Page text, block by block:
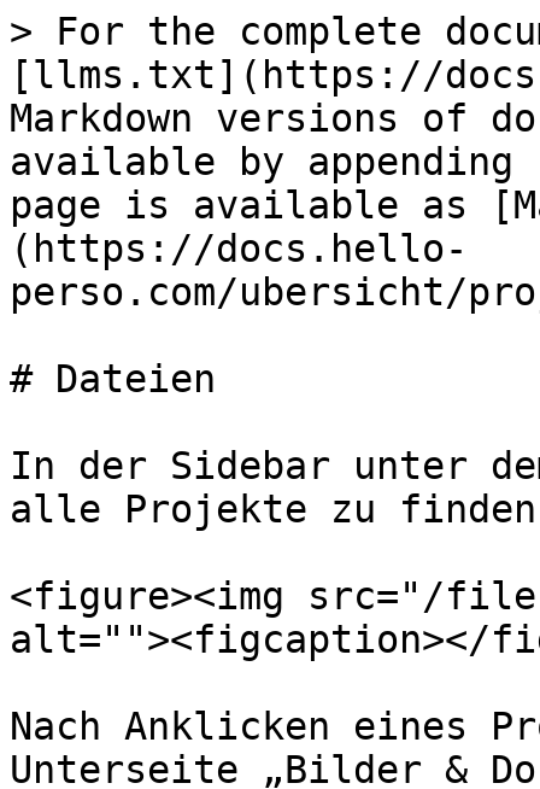
> For the complete
[llms.txt](https://
Markdown versions of
available by
page is available as
(https://docs.hello-
perso.com/ubersicht/
# Dateien
In der Sidebar unter
alle Projekte zu
<figure><img src="/files/
alt=""><figcaption></
Nach Anklicken eines
Unterseite „Bilder &